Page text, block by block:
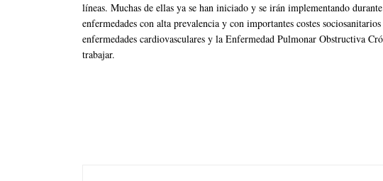
líneas. Muchas de ellas ya se han iniciado y se irán implementando
enfermedades con alta prevalencia y con importantes costes
enfermedades cardiovasculares y la Enfermedad Pulmonar Obstructiva
trabajar.